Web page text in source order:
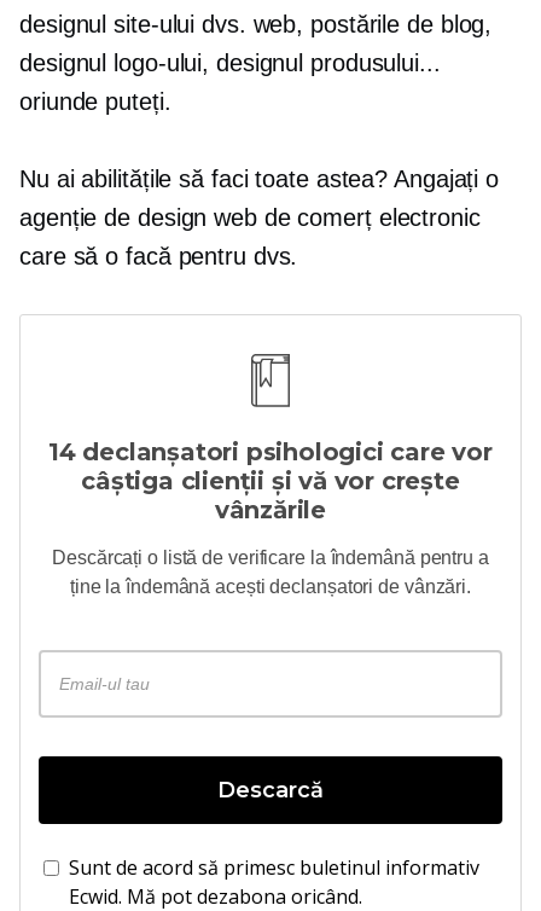
designul site-ului dvs. web, postările de blog,
designul logo-ului, designul produsului...
oriunde puteți.
Nu ai abilitățile să faci toate astea? Angajați o
agenție de design web de comerț electronic
care să o facă pentru dvs.
14 declanșatori psihologici care vor
câștiga clienții și vă vor crește
vânzările
Descărcați o listă de verificare la îndemână pentru a
ține la îndemână acești declanșatori de vânzări.
Descarcă
Sunt de acord să primesc buletinul informativ
Ecwid. Mă pot dezabona oricând.